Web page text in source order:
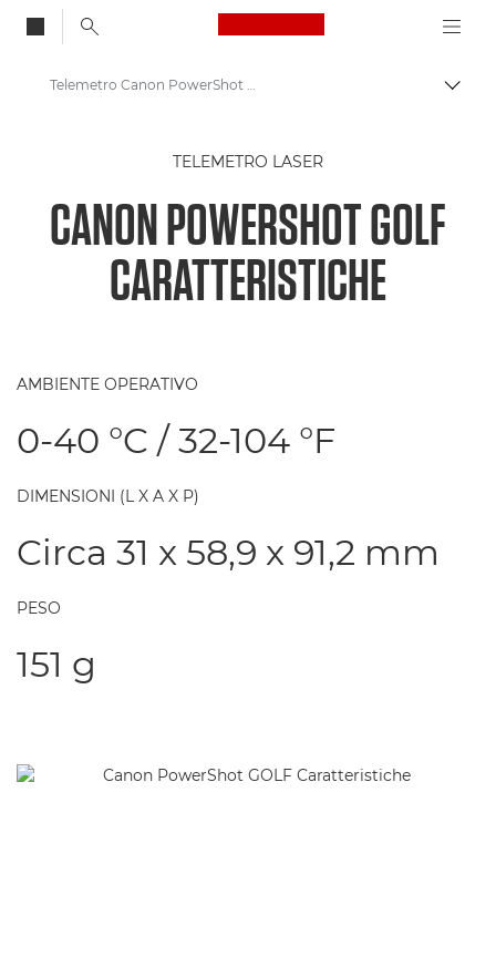
Canon Logo, back
Telemetro Canon PowerShot GOLF
Telemetro Canon PowerShot GOLF - Specifiche tecniche
TELEMETRO LASER
CANON POWERSHOT GOLF
CARATTERISTICHE
AMBIENTE OPERATIVO
0-40 °C / 32-104 °F
DIMENSIONI (L X A X P)
Circa 31 x 58,9 x 91,2 mm
PESO
151 g